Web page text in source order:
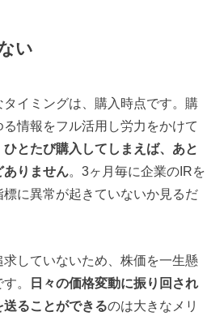
い
イミングは、購入時点です。購
情報をフル活用し労力をかけて
ひとたび購入してしまえば、あと
ありません。3ヶ月毎に企業のIRを
標に異常が起きていないか見るだ
していないため、株価を一生懸
。
日々の価格変動に振り回され
ることができるのは大きなメリ